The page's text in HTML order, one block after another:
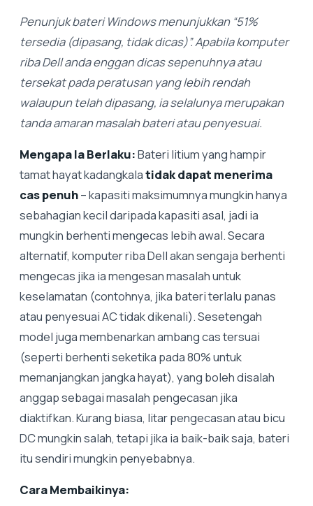
Penunjuk bateri Windows menunjukkan “51%
tersedia (dipasang, tidak dicas)”. Apabila komputer
riba Dell anda enggan dicas sepenuhnya atau
tersekat pada peratusan yang lebih rendah
walaupun telah dipasang, ia selalunya merupakan
tanda amaran masalah bateri atau penyesuai.
Mengapa Ia Berlaku:Bateri litium yang hampir
tamat hayat kadangkalatidak dapat menerima
cas penuh– kapasiti maksimumnya mungkin hanya
sebahagian kecil daripada kapasiti asal, jadi ia
mungkin berhenti mengecas lebih awal. Secara
alternatif, komputer riba Dell akan sengaja berhenti
mengecas jika ia mengesan masalah untuk
keselamatan (contohnya, jika bateri terlalu panas
atau penyesuai AC tidak dikenali). Sesetengah
model juga membenarkan ambang cas tersuai
(seperti berhenti seketika pada 80% untuk
memanjangkan jangka hayat), yang boleh disalah
anggap sebagai masalah pengecasan jika
diaktifkan. Kurang biasa, litar pengecasan atau bicu
DC mungkin salah, tetapi jika ia baik-baik saja, bateri
itu sendiri mungkin penyebabnya.
Cara Membaikinya: